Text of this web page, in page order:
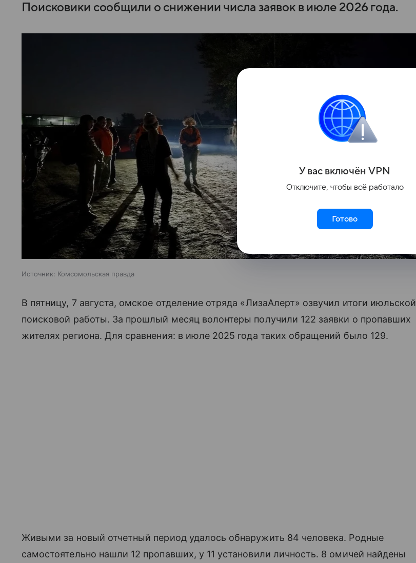
Поисковики сообщили о снижении числа заявок в июле 2026 года.
Источник: Комсомольская правда
В пятницу, 7 августа, омское отделение отряда «ЛизаАлерт» озвучил итоги июльской
поисковой работы. За прошлый месяц волонтеры получили 122 заявки о пропавших
жителях региона. Для сравнения: в июле 2025 года таких обращений было 129.
Живыми за новый отчетный период удалось обнаружить 84 человека. Родные
самостоятельно нашли 12 пропавших, у 11 установили личность. 8 омичей найдены
У вас включён VPN
Отключите, чтобы всё работало
Готово